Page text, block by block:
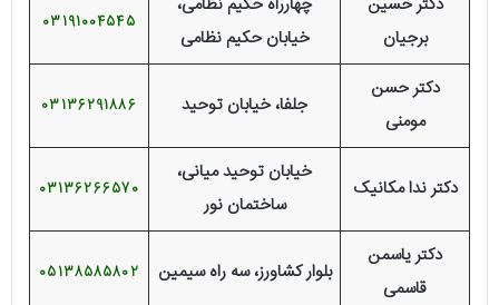
برجیان
خیابان حکیم نظامی
03191004545
دکتر حسن
مومنی
جلفا، خیابان توحید 03136291886
دکتر ندا مکانیک
خیابان توحید میانی،
ساختمان نور
03136266570
دکتر یاسمن
قاسمی
بلوار کشاورز، سه راه سیمین 05138585802